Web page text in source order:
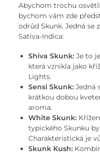
Abychom trochu
bychom vám zde
odrůd Skunk. Jedná se
Sativa-Indica:
Shiva Skunk: Je to
která vznikla jako
Lights.
Sensi Skunk: Jedná
krátkou dobou
aroma.
White Skunk:
typického Skunku
Charakteristická je
Skunk Kush: